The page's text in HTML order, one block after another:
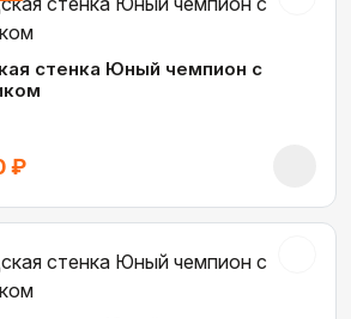
стенка Юный чемпион с
₽